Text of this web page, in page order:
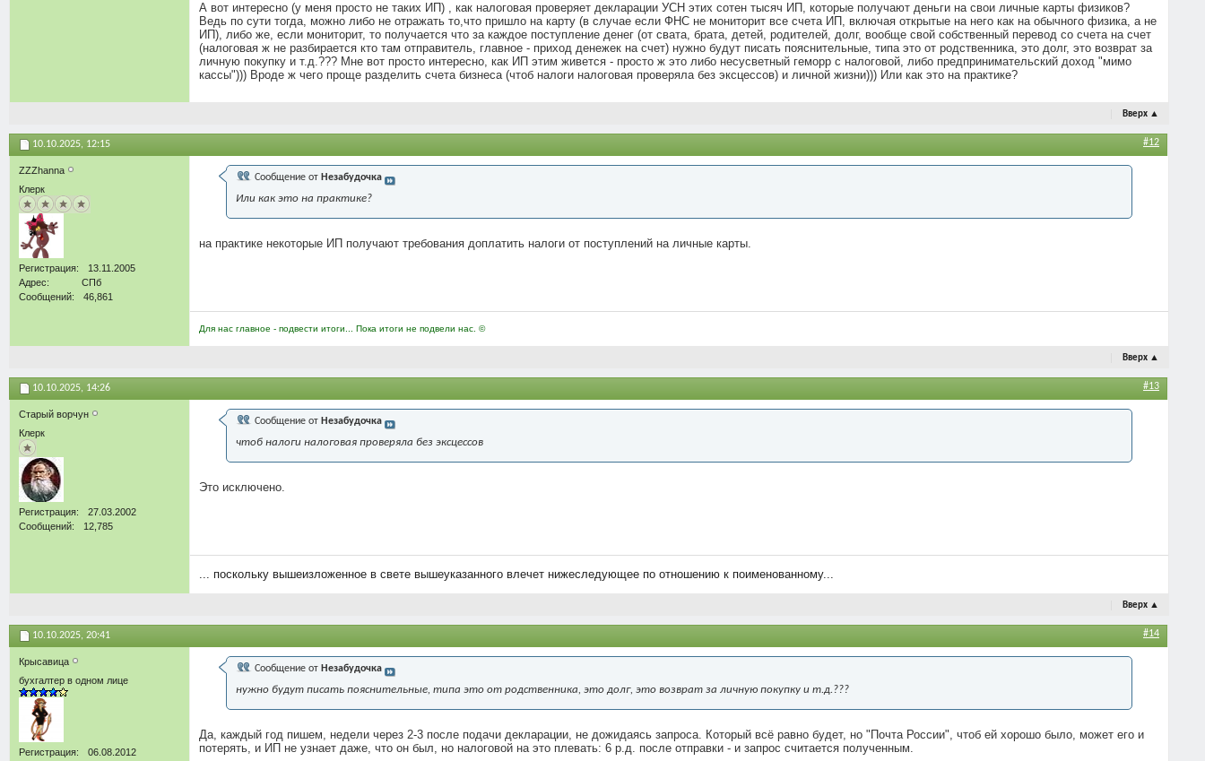
А вот интересно (у меня просто не таких ИП) , как налоговая проверяет декларации УСН этих сотен тысяч ИП, которые получают деньги на свои личные карты физиков?
Ведь по сути тогда, можно либо не отражать то,что пришло на карту (в случае если ФНС не мониторит все счета ИП, включая открытые на него как на обычного физика, а не
ИП), либо же, если мониторит, то получается что за каждое поступление денег (от свата, брата, детей, родителей, долг, вообще свой собственный перевод со счета на счет
(налоговая ж не разбирается кто там отправитель, главное - приход денежек на счет) нужно будут писать пояснительные, типа это от родственника, это долг, это возврат за
личную покупку и т.д.??? Мне вот просто интересно, как ИП этим живется - просто ж это либо несусветный геморр с налоговой, либо предпринимательский доход "мимо
кассы"))) Вроде ж чего проще разделить счета бизнеса (чтоб налоги налоговая проверяла без эксцессов) и личной жизни))) Или как это на практике?
Вверх ▲
10.10.2025, 12:15 #12
ZZZhanna
Клерк
Регистрация
13.11.2005
Адрес
СПб
Сообщений
46,861
Сообщение от Незабудочка
Или как это на практике?
на практике некоторые ИП получают требования доплатить налоги от поступлений на личные карты.
Для нас главное - подвести итоги... Пока итоги не подвели нас. ©
Вверх ▲
10.10.2025, 14:26 #13
Старый ворчун
Клерк
Регистрация
27.03.2002
Сообщений
12,785
Сообщение от Незабудочка
чтоб налоги налоговая проверяла без эксцессов
Это исключено.
... поскольку вышеизложенное в свете вышеуказанного влечет нижеследующее по отношению к поименованному...
Вверх ▲
10.10.2025, 20:41 #14
Крысавица
бухгалтер в одном лице
Регистрация 06.08.2012
Сообщение от Незабудочка
нужно будут писать пояснительные, типа это от родственника, это долг, это возврат за личную покупку и т.д.???
Да, каждый год пишем, недели через 2-3 после подачи декларации, не дожидаясь запроса. Который всё равно будет, но "Почта России", чтоб ей хорошо было, может его и
потерять, и ИП не узнает даже, что он был, но налоговой на это плевать: 6 р.д. после отправки - и запрос считается полученным.